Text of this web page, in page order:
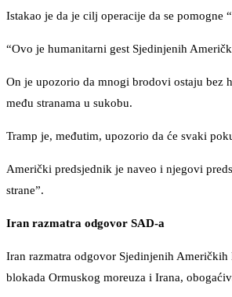
Istakao je da je cilj operacije da se
“Ovo je humanitarni gest Sjedinjenih
On je upozorio da mnogi brodovi ostaju bez
među stranama u sukobu.
Tramp je, međutim, upozorio da će svaki
Američki predsjednik je naveo i njegovi
strane”.
Iran razmatra odgovor SAD-a
Iran razmatra odgovor Sjedinjenih
blokada Ormuskog moreuza i Irana,